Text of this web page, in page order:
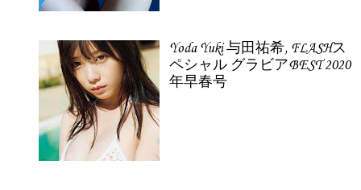
Yoda Yuki 与田祐希, FLASHス
ペシャル グラビアBEST 2020
年早春号